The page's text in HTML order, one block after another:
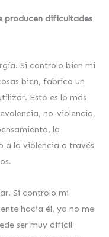
producen dificultades
Si controlo bien mi
bien, fabrico un
Esto es lo más
no-violencia,
la
a la violencia a través
Si controlo mi
hacia él, ya no me
ser muy difícil